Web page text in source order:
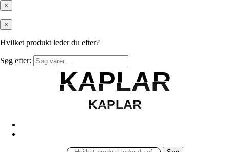
×
×
Hvilket produkt leder du efter?
Søg efter:
KAPLAR
KAPLAR
KAPLAR
KAPLAR